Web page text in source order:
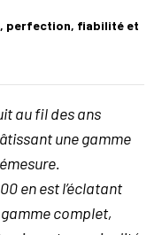
perfection, fiabilité et
au fil des ans
une gamme
en est l’éclatant
gamme complet,